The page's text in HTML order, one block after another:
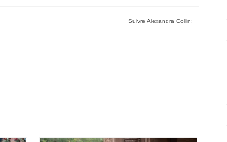
Suivre Alexandra Collin: